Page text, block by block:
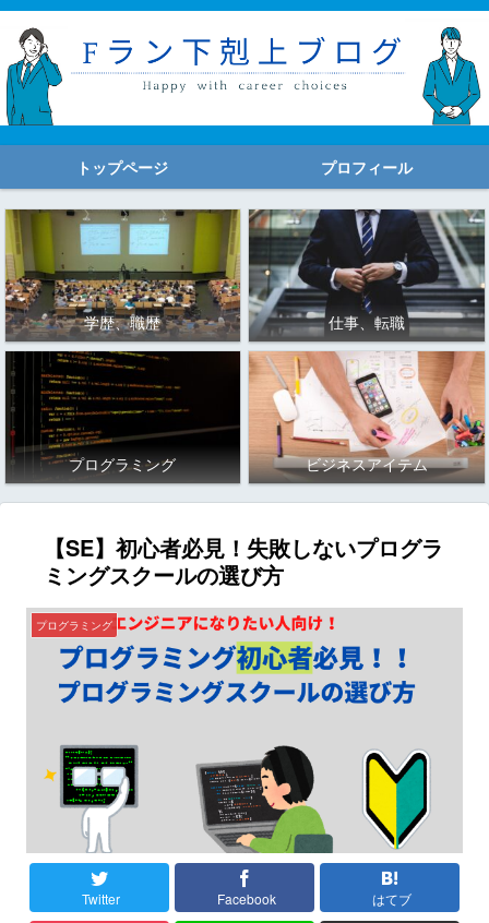
トップページ プロフィール
学歴、職歴 仕事、転職
プログラミング ビジネスアイテム
【SE】初心者必見！失敗しないプログラ
ミングスクールの選び方
プログラミング
Twitter Facebook はてブ